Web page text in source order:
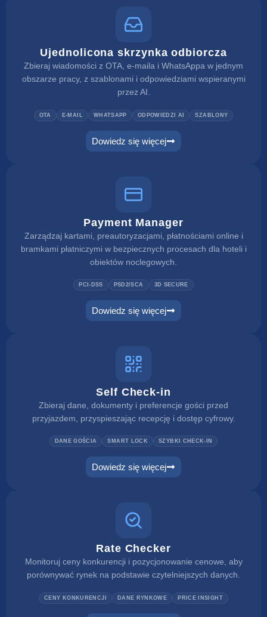
Ujednolicona skrzynka odbiorcza
Zbieraj wiadomości z OTA, e-maila i WhatsAppa w jednym
obszarze pracy, z szablonami i odpowiedziami wspieranymi
przez AI.
OTA E-MAIL WHATSAPP ODPOWIEDZI AI SZABLONY
Dowiedz się więcej
Payment Manager
Zarządzaj kartami, preautoryzacjami, płatnościami online i
bramkami płatniczymi w bezpiecznych procesach dla hoteli i
obiektów noclegowych.
PCI-DSS PSD2/SCA 3D SECURE
Dowiedz się więcej
Self Check-in
Zbieraj dane, dokumenty i preferencje gości przed
przyjazdem, przyspieszając recepcję i dostęp cyfrowy.
DANE GOŚCIA SMART LOCK SZYBKI CHECK-IN
Dowiedz się więcej
Rate Checker
Monitoruj ceny konkurencji i pozycjonowanie cenowe, aby
porównywać rynek na podstawie czytelniejszych danych.
CENY KONKURENCJI DANE RYNKOWE PRICE INSIGHT